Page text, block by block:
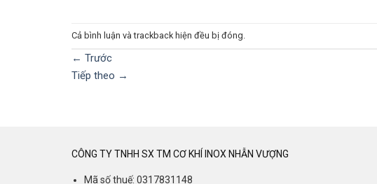
Cả bình luận và trackback hiện đều bị đóng.
← Trước
Tiếp theo →
CÔNG TY TNHH SX TM CƠ KHÍ INOX NHẪN VƯỢNG
Mã số thuế: 0317831148